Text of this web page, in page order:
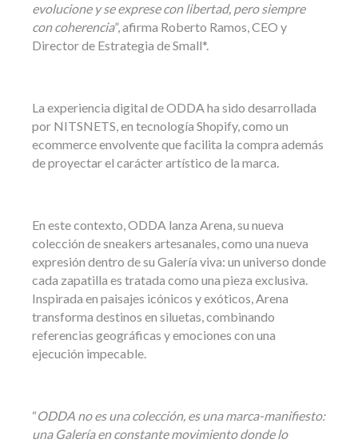
evolucione y se exprese con libertad, pero siempre
con coherencia”, afirma Roberto Ramos, CEO y
Director de Estrategia de Small*.
La experiencia digital de ODDA ha sido desarrollada
por NITSNETS, en tecnología Shopify, como un
ecommerce envolvente que facilita la compra además
de proyectar el carácter artístico de la marca.
En este contexto, ODDA lanza Arena, su nueva
colección de sneakers artesanales, como una nueva
expresión dentro de su Galería viva: un universo donde
cada zapatilla es tratada como una pieza exclusiva.
Inspirada en paisajes icónicos y exóticos, Arena
transforma destinos en siluetas, combinando
referencias geográficas y emociones con una
ejecución impecable.
“ODDA no es una colección, es una marca-manifiesto:
una Galería en constante movimiento donde lo